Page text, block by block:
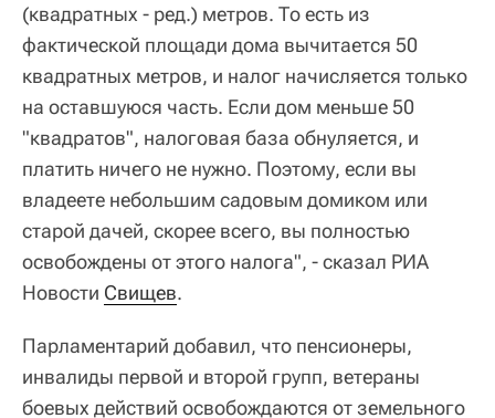
(квадратных - ред.) метров. То есть из
фактической площади дома вычитается 50
квадратных метров, и налог начисляется только
на оставшуюся часть. Если дом меньше 50
"квадратов", налоговая база обнуляется, и
платить ничего не нужно. Поэтому, если вы
владеете небольшим садовым домиком или
старой дачей, скорее всего, вы полностью
освобождены от этого налога", - сказал РИА
Новости Свищев.
Парламентарий добавил, что пенсионеры,
инвалиды первой и второй групп, ветераны
боевых действий освобождаются от земельного